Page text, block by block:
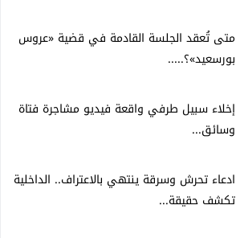
متى تُعقد الجلسة القادمة في قضية «عروس
بورسعيد»؟.....
إخلاء سبيل طرفي واقعة فيديو مشاجرة فتاة
وسائق...
ادعاء تحرش وسرقة ينتهي بالاعتراف.. الداخلية
تكشف حقيقة...